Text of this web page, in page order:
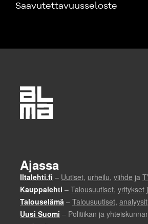
Saavutettavuusseloste